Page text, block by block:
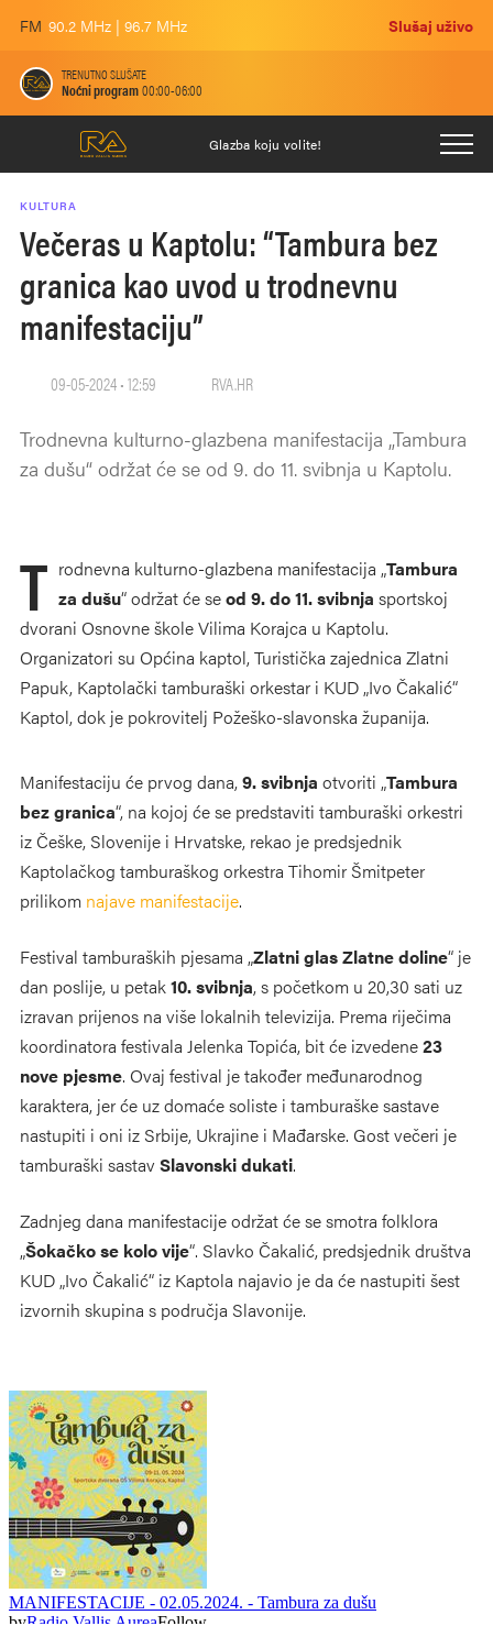
FM 90.2 MHz | 96.7 MHz Slušaj uživo
TRENUTNO SLUŠATE
Noćni program00:00-06:00
Glazba koju volite!
KULTURA
Večeras u Kaptolu: “Tambura bez
granica kao uvod u trodnevnu
manifestaciju”
09-05-2024 • 12:59 RVA.HR
Trodnevna kulturno-glazbena manifestacija „Tambura
za dušu“ održat će se od 9. do 11. svibnja u Kaptolu.
T rodnevna kulturno-glazbena manifestacija „Tambura
za dušu“ održat će seod 9. do 11. svibnja sportskoj
dvorani Osnovne škole Vilima Korajca u Kaptolu.
Organizatori su Općina kaptol, Turistička zajednica Zlatni
Papuk, Kaptolački tamburaški orkestar i KUD „Ivo Čakalić“
Kaptol, dok je pokrovitelj Požeško-slavonska županija.
Manifestaciju će prvog dana,9. svibnja otvoriti „Tambura
bez granica“, na kojoj će se predstaviti tamburaški orkestri
iz Češke, Slovenije i Hrvatske, rekao je predsjednik
Kaptolačkog tamburaškog orkestra Tihomir Šmitpeter
prilikom najave manifestacije.
Festival tamburaških pjesama „Zlatni glas Zlatne doline“ je
dan poslije, u petak10. svibnja, s početkom u 20,30 sati uz
izravan prijenos na više lokalnih televizija. Prema riječima
koordinatora festivala Jelenka Topića, bit će izvedene23
nove pjesme. Ovaj festival je također međunarodnog
karaktera, jer će uz domaće soliste i tamburaške sastave
nastupiti i oni iz Srbije, Ukrajine i Mađarske. Gost večeri je
tamburaški sastavSlavonski dukati.
Zadnjeg dana manifestacije održat će se smotra folklora
„Šokačko se kolo vije“. Slavko Čakalić, predsjednik društva
KUD „Ivo Čakalić“ iz Kaptola najavio je da će nastupiti šest
izvornih skupina s područja Slavonije.